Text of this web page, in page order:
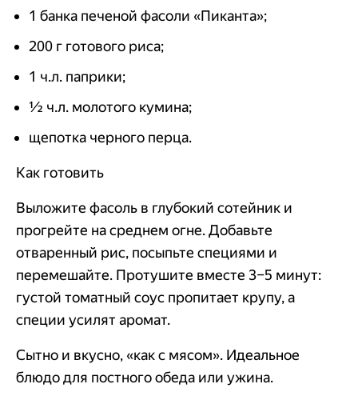
1 банка печеной фасоли «Пиканта»;
200 г готового риса;
1 ч.л. паприки;
½ ч.л. молотого кумина;
щепотка черного перца.
Как готовить
Выложите фасоль в глубокий сотейник и
прогрейте на среднем огне. Добавьте
отваренный рис, посыпьте специями и
перемешайте. Протушите вместе 3–5 минут:
густой томатный соус пропитает крупу, а
специи усилят аромат.
Сытно и вкусно, «как с мясом». Идеальное
блюдо для постного обеда или ужина.